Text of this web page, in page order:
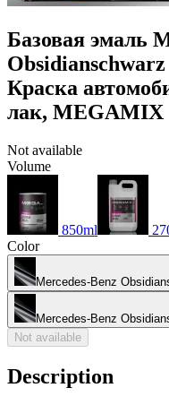
Базовая эмаль
Краска
лак, MEGAMIX
Not available
Volume
850ml
Color
Mercedes-Benz
Mercedes-Benz
Not available
Description